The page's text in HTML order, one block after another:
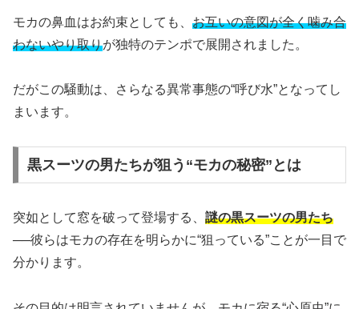
モカの鼻血はお約束としても、 お互いの意図が全く噛み合
わないやり取りが独特のテンポで展開されました。
だがこの騒動は、さらなる異常事態の“呼び水”となってし
まいます。
黒スーツの男たちが狙う“モカの秘密”とは
突如として窓を破って登場する、 謎の黒スーツの男たち
──彼らはモカの存在を明らかに“狙っている”ことが一目で
分かります。